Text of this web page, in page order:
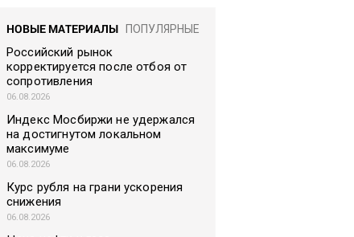
НОВЫЕ МАТЕРИАЛЫ ПОПУЛЯРНЫЕ
Российский рынок
корректируется после отбоя от
сопротивления
06.08.2026
Индекс Мосбиржи не удержался
на достигнутом локальном
максимуме
06.08.2026
Курс рубля на грани ускорения
снижения
06.08.2026